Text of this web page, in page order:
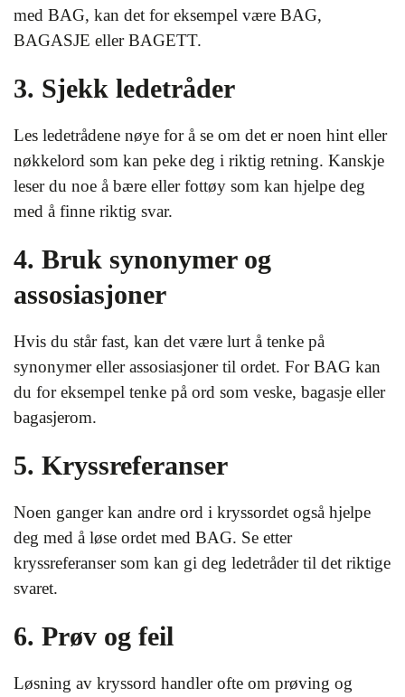
med BAG, kan det for eksempel være BAG,
BAGASJE eller BAGETT.
3. Sjekk ledetråder
Les ledetrådene nøye for å se om det er noen hint eller
nøkkelord som kan peke deg i riktig retning. Kanskje
leser du noe å bære eller fottøy som kan hjelpe deg
med å finne riktig svar.
4. Bruk synonymer og
assosiasjoner
Hvis du står fast, kan det være lurt å tenke på
synonymer eller assosiasjoner til ordet. For BAG kan
du for eksempel tenke på ord som veske, bagasje eller
bagasjerom.
5. Kryssreferanser
Noen ganger kan andre ord i kryssordet også hjelpe
deg med å løse ordet med BAG. Se etter
kryssreferanser som kan gi deg ledetråder til det riktige
svaret.
6. Prøv og feil
Løsning av kryssord handler ofte om prøving og